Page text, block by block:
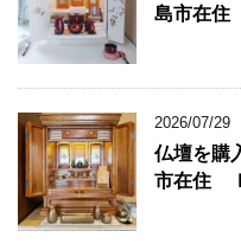
島市在
2026/07/29
仏壇を購
市在住